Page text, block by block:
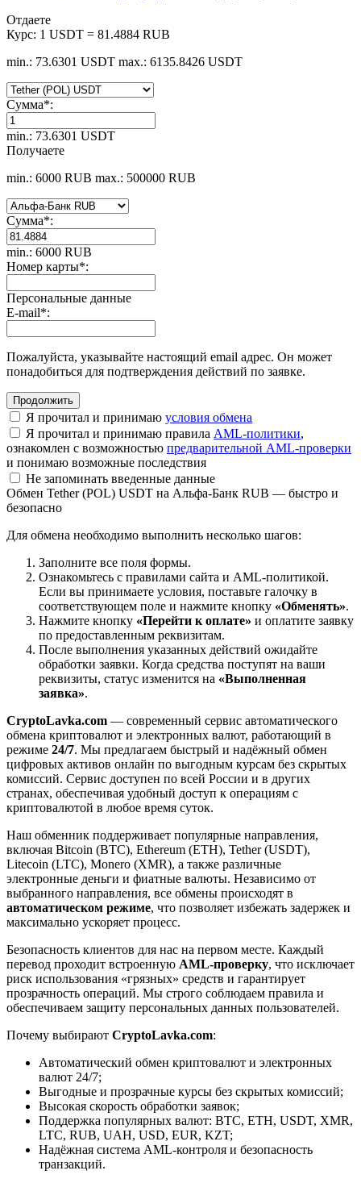
Отдаете
Курс: 1 USDT = 81.4884 RUB
min.: 73.6301 USDT max.: 6135.8426 USDT
Сумма*:
min.: 73.6301 USDT
Получаете
min.: 6000 RUB max.: 500000 RUB
Сумма*:
min.: 6000 RUB
Номер карты*:
Персональные данные
E-mail*:
Пожалуйста, указывайте настоящий email адрес. Он может
понадобиться для подтверждения действий по заявке.
Я прочитал и принимаю условия обмена
Я прочитал и принимаю правила AML-политики,
ознакомлен с возможностью предварительной AML-проверки
и понимаю возможные последствия
Не запоминать введенные данные
Обмен Tether (POL) USDT на Альфа-Банк RUB — быстро и
безопасно
Для обмена необходимо выполнить несколько шагов:
Заполните все поля формы.
Ознакомьтесь с правилами сайта и AML-политикой.
Если вы принимаете условия, поставьте галочку в
соответствующем поле и нажмите кнопку «Обменять».
Нажмите кнопку «Перейти к оплате» и оплатите заявку
по предоставленным реквизитам.
После выполнения указанных действий ожидайте
обработки заявки. Когда средства поступят на ваши
реквизиты, статус изменится на «Выполненная
заявка».
CryptoLavka.com — современный сервис автоматического
обмена криптовалют и электронных валют, работающий в
режиме 24/7. Мы предлагаем быстрый и надёжный обмен
цифровых активов онлайн по выгодным курсам без скрытых
комиссий. Сервис доступен по всей России и в других
странах, обеспечивая удобный доступ к операциям с
криптовалютой в любое время суток.
Наш обменник поддерживает популярные направления,
включая Bitcoin (BTC), Ethereum (ETH), Tether (USDT),
Litecoin (LTC), Monero (XMR), а также различные
электронные деньги и фиатные валюты. Независимо от
выбранного направления, все обмены происходят в
автоматическом режиме, что позволяет избежать задержек и
максимально ускоряет процесс.
Безопасность клиентов для нас на первом месте. Каждый
перевод проходит встроенную AML-проверку, что исключает
риск использования «грязных» средств и гарантирует
прозрачность операций. Мы строго соблюдаем правила и
обеспечиваем защиту персональных данных пользователей.
Почему выбирают CryptoLavka.com:
Автоматический обмен криптовалют и электронных
валют 24/7;
Выгодные и прозрачные курсы без скрытых комиссий;
Высокая скорость обработки заявок;
Поддержка популярных валют: BTC, ETH, USDT, XMR,
LTC, RUB, UAH, USD, EUR, KZT;
Надёжная система AML-контроля и безопасность
транзакций.